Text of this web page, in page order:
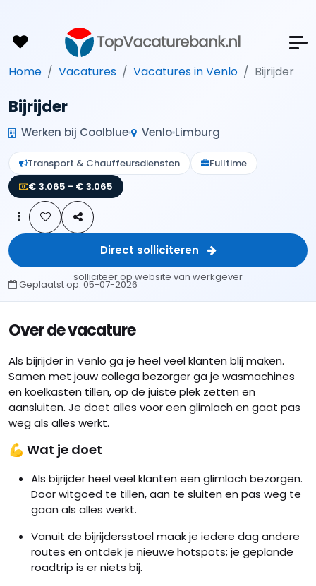
Home Vacatures Vacatures in Venlo Bijrijder
Bijrijder
Werken bij Coolblue Venlo Limburg
Transport & Chauffeursdiensten
Fulltime
€ 3.065 - € 3.065
Direct solliciteren
solliciteer op website van werkgever
Geplaatst op:05-07-2026
Over de vacature
Als bijrijder in Venlo ga je heel veel klanten blij maken.
Samen met jouw collega bezorger ga je wasmachines
en koelkasten tillen, op de juiste plek zetten en
aansluiten. Je doet alles voor een glimlach en gaat pas
weg als alles werkt.
💪 Wat je doet
Als bijrijder heel veel klanten een glimlach bezorgen.
Door witgoed te tillen, aan te sluiten en pas weg te
gaan als alles werkt.
Vanuit de bijrijdersstoel maak je iedere dag andere
routes en ontdek je nieuwe hotspots; je geplande
roadtrip is er niets bij.